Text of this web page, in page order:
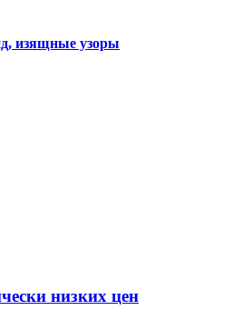
изящные узоры
низких цен